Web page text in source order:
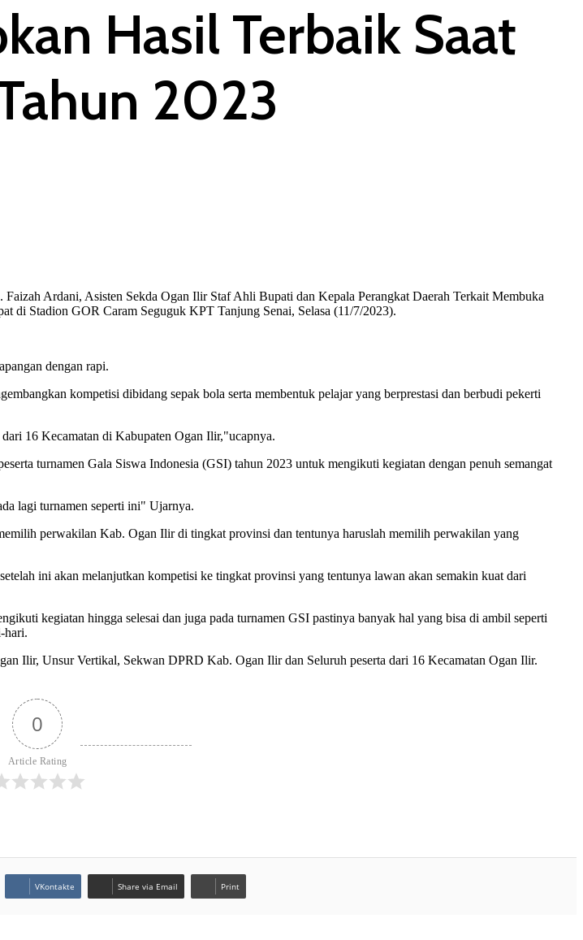
Hasil Terbaik Saat
2023
Ardani, Asisten Sekda Ogan Ilir Staf Ahli Bupati dan Kepala Perangkat Daerah Terkait Membuka
di Stadion GOR Caram Seguguk KPT Tanjung Senai, Selasa (11/7/2023).
dengan rapi.
kompetisi dibidang sepak bola serta membentuk pelajar yang berprestasi dan berbudi pekerti
16 Kecamatan di Kabupaten Ogan Ilir,"ucapnya.
turnamen Gala Siswa Indonesia (GSI) tahun 2023 untuk mengikuti kegiatan dengan penuh semangat
lagi turnamen seperti ini" Ujarnya.
perwakilan Kab. Ogan Ilir di tingkat provinsi dan tentunya haruslah memilih perwakilan yang
ini akan melanjutkan kompetisi ke tingkat provinsi yang tentunya lawan akan semakin kuat dari
kegiatan hingga selesai dan juga pada turnamen GSI pastinya banyak hal yang bisa di ambil seperti
hari.
Ilir, Unsur Vertikal, Sekwan DPRD Kab. Ogan Ilir dan Seluruh peserta dari 16 Kecamatan Ogan Ilir.
0
Article Rating
VKontakte Share via Email Print